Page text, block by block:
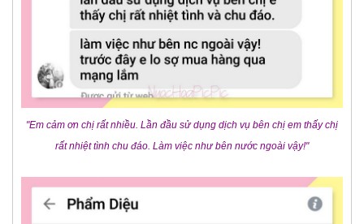
"Em cảm ơn chị rất nhiều. Lần đầu sử dụng dịch vụ bên chị em thấy chị
rất nhiệt tình chu đáo. Làm việc như bên nước ngoài vậy!"